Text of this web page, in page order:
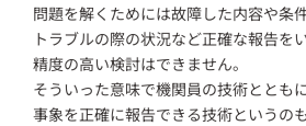
問題を解くためには故障した内容や条
トラブルの際の状況など正確な報告を
精度の高い検討はできません。
そういった意味で機関員の技術ととも
事象を正確に報告できる技術というの